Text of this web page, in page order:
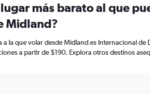
más barato al que
Midland?
a la que volar desde Midland es Internacional de
a partir de $190. Explora otros destinos